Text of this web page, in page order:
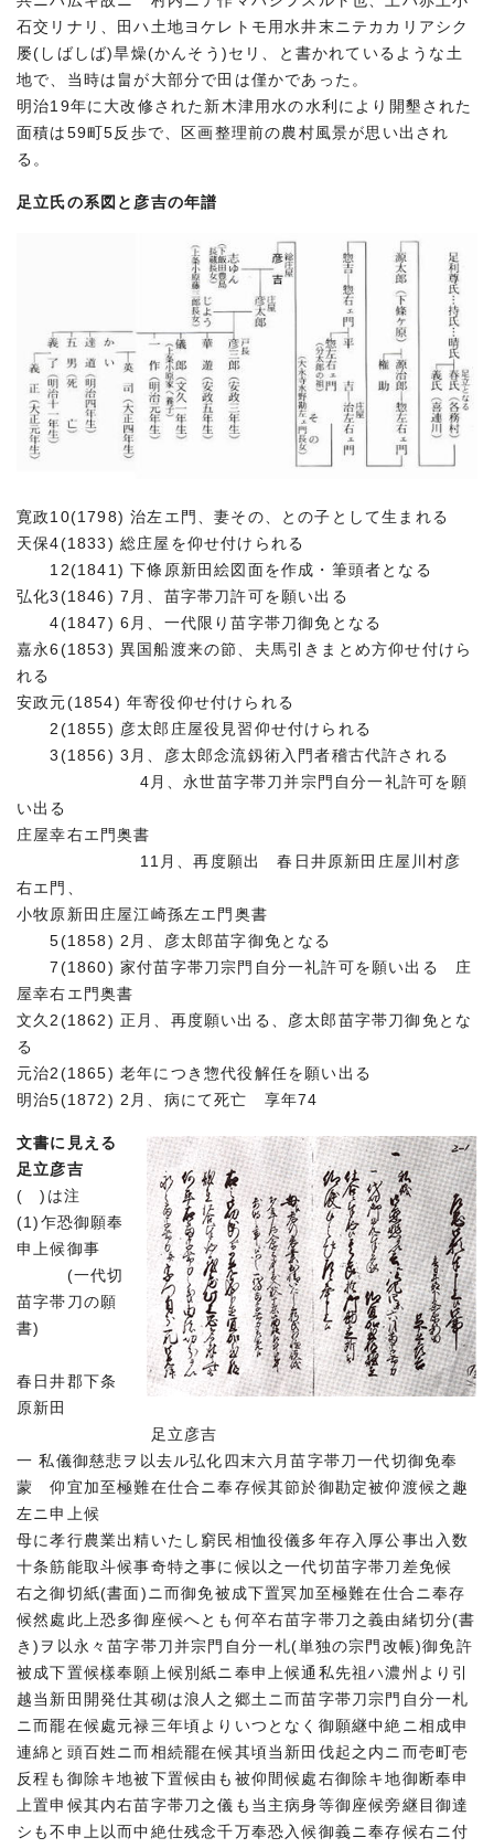
石交リナリ、田ハ土地ヨケレトモ用水井末ニテカカリアシク
屡(しばしば)旱燥(かんそう)セリ、と書かれているような土
地で、当時は畠が大部分で田は僅かであった。
明治19年に大改修された新木津用水の水利により開墾された
面積は59町5反歩で、区画整理前の農村風景が思い出され
る。
足立氏の系図と彦吉の年譜
寛政10(1798) 治左エ門、妻その、との子として生まれる
天保4(1833) 総庄屋を仰せ付けられる
12(1841) 下條原新田絵図面を作成・筆頭者となる
弘化3(1846) 7月、苗字帯刀許可を願い出る
4(1847) 6月、一代限り苗字帯刀御免となる
嘉永6(1853) 異国船渡来の節、夫馬引きまとめ方仰せ付けら
れる
安政元(1854) 年寄役仰せ付けられる
2(1855) 彦太郎庄屋役見習仰せ付けられる
3(1856) 3月、彦太郎念流釼術入門者稽古代許される
4月、永世苗字帯刀并宗門自分一礼許可を願
い出る
庄屋幸右エ門奥書
11月、再度願出 春日井原新田庄屋川村彦
右エ門、
小牧原新田庄屋江崎孫左エ門奥書
5(1858) 2月、彦太郎苗字御免となる
7(1860) 家付苗字帯刀宗門自分一礼許可を願い出る 庄
屋幸右エ門奥書
文久2(1862) 正月、再度願い出る、彦太郎苗字帯刀御免とな
る
元治2(1865) 老年につき惣代役解任を願い出る
明治5(1872) 2月、病にて死亡 享年74
文書に見える
足立彦吉
( )は注
(1)乍恐御願奉
申上候御事
(一代切
苗字帯刀の願
書)
春日井郡下条
原新田
足立彦吉
一 私儀御慈悲ヲ以去ル弘化四末六月苗字帯刀一代切御免奉
蒙 仰宜加至極難在仕合ニ奉存候其節於御勘定被仰渡候之趣
左ニ申上候
母に孝行農業出精いたし窮民相恤役儀多年存入厚公事出入数
十条筋能取斗候事奇特之事に候以之一代切苗字帯刀差免候
右之御切紙(書面)ニ而御免被成下置冥加至極難在仕合ニ奉存
候然處此上恐多御座候へとも何卒右苗字帯刀之義由緒切分(書
き)ヲ以永々苗字帯刀并宗門自分一札(単独の宗門改帳)御免許
被成下置候樣奉願上候別紙ニ奉申上候通私先祖ハ濃州より引
越当新田開発仕其砌は浪人之郷土ニ而苗字帯刀宗門自分一札
ニ而罷在候處元禄三年頃よりいつとなく御願継中絶ニ相成申
連綿と頭百姓ニ而相続罷在候其頃当新田伐起之内ニ而壱町壱
反程も御除キ地被下置候由も被仰間候處右御除キ地御断奉申
上置申候其内右苗字帯刀之儀も当主病身等御座候旁継目御達
シも不申上以而中絶仕残念千万奉恐入候御義ニ奉存候右ニ付